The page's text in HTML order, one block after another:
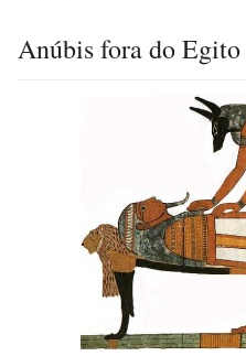
Anúbis fora do Egito